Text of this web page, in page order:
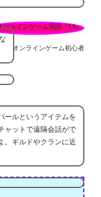
オンラインゲーム初心者
ールというアイテムを
ャットで遠隔会話がで
。ギルドやクランに近